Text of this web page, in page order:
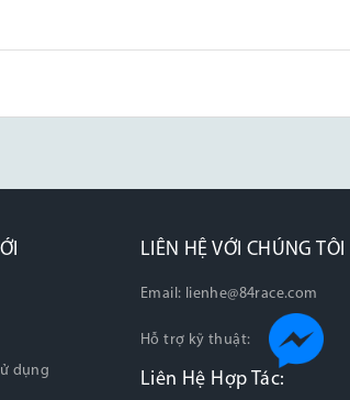
dụng
LIÊN HỆ VỚI CHÚNG TÔI
Email: lienhe@84race.com
Hỗ trợ kỹ thuật:
Liên Hệ Hợp Tác: